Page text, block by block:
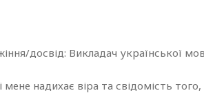
досвід: Викладач української
мене надихає віра та свідомість